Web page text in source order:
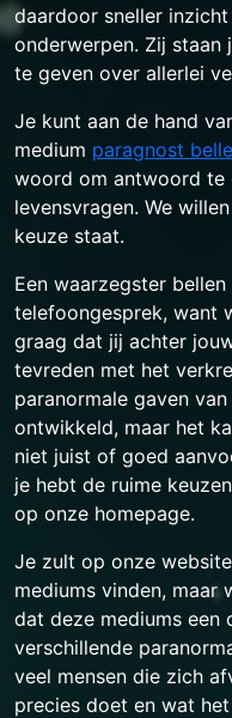
daardoor sneller
onderwerpen. Zij
te geven over allerlei
Je kunt aan de hand
medium paragnost
woord om antwoord te
levensvragen. We
keuze staat.
Een waarzegster
telefoongesprek, want
graag dat jij achter
tevreden met het
paranormale gaven
ontwikkeld, maar het
niet juist of goed
je hebt de ruime
op onze homepage.
Je zult op onze
mediums vinden, maar
dat deze mediums een
verschillende
veel mensen die zich
precies doet en wat